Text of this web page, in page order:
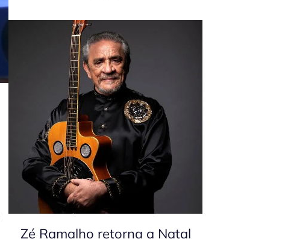
Zé Ramalho retorna a Natal